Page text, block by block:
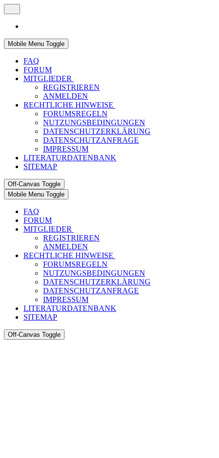
Mobile Menu Toggle
FAQ
FORUM
MITGLIEDER
REGISTRIEREN
ANMELDEN
RECHTLICHE HINWEISE
FORUMSREGELN
NUTZUNGSBEDINGUNGEN
DATENSCHUTZERKLÄRUNG
DATENSCHUTZANFRAGE
IMPRESSUM
LITERATURDATENBANK
SITEMAP
Off-Canvas Toggle
Mobile Menu Toggle
FAQ
FORUM
MITGLIEDER
REGISTRIEREN
ANMELDEN
RECHTLICHE HINWEISE
FORUMSREGELN
NUTZUNGSBEDINGUNGEN
DATENSCHUTZERKLÄRUNG
DATENSCHUTZANFRAGE
IMPRESSUM
LITERATURDATENBANK
SITEMAP
Off-Canvas Toggle